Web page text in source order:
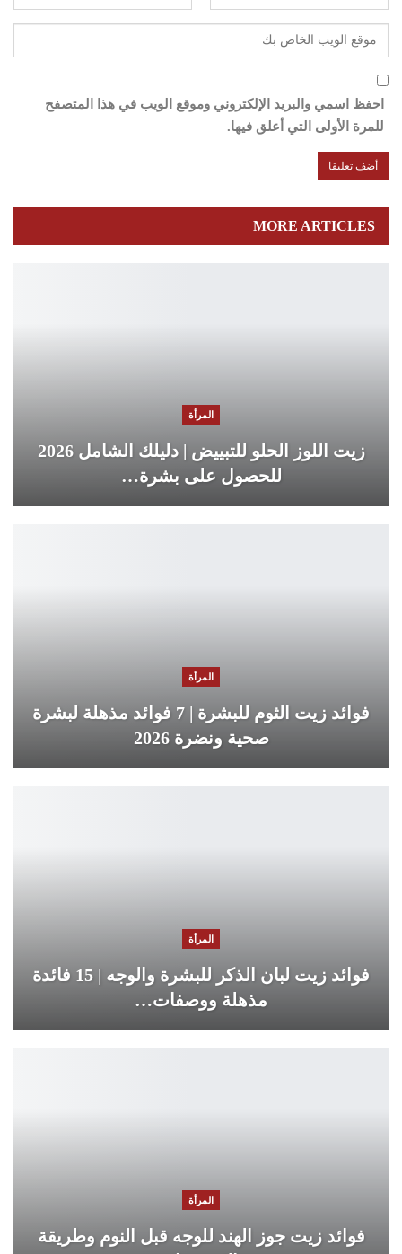
احفظ اسمي والبريد الإلكتروني وموقع الويب في هذا المتصفح
للمرة الأولى التي أعلق فيها.
MORE ARTICLES
المرأة
زيت اللوز الحلو للتبييض | دليلك الشامل 2026
للحصول على بشرة…
المرأة
فوائد زيت الثوم للبشرة | 7 فوائد مذهلة لبشرة
صحية ونضرة 2026
المرأة
فوائد زيت لبان الذكر للبشرة والوجه | 15 فائدة
مذهلة ووصفات…
المرأة
فوائد زيت جوز الهند للوجه قبل النوم وطريقة